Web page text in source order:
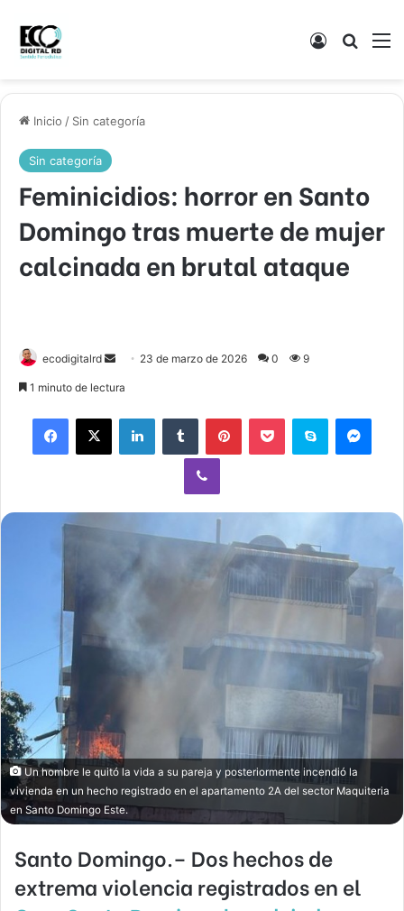
Acceso
Inicio / Sin categoría
Sin categoría
Feminicidios: horror en Santo
Domingo tras muerte de mujer
calcinada en brutal ataque
ecodigitalrd
Send 23 de marzo de 2026 0 9
1 minuto de lectura
Facebook
X LinkedInTumblr PinterestPocket Skype
Viber
Un hombre le quitó la vida a su pareja y posteriormente incendió la
vivienda en un hecho registrado en el apartamento 2A del sector Maquiteria
en Santo Domingo Este.
Santo Domingo.– Dos hechos de
extrema violencia registrados en el